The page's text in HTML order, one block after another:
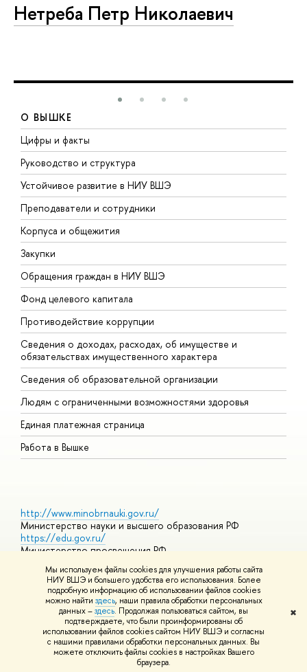
Мы используем файлы cookies для улучшения работы сайта
НИУ ВШЭ и большего удобства его использования. Более
подробную информацию об использовании файлов cookies
можно найти здесь, наши правила обработки персональных
данных –здесь. Продолжая пользоваться сайтом, вы
подтверждаете, что были проинформированы об
использовании файлов cookies сайтом НИУ ВШЭ и согласны
с нашими правилами обработки персональных данных. Вы
можете отключить файлы cookies в настройках Вашего
браузера.
✖
Нетреба Петр Николаевич
О ВЫШКЕ
Цифры и факты
Руководство и структура
Устойчивое развитие в НИУ ВШЭ
Преподаватели и сотрудники
Корпуса и общежития
Закупки
Обращения граждан в НИУ ВШЭ
Фонд целевого капитала
Противодействие коррупции
Сведения о доходах, расходах, об имуществе и
обязательствах имущественного характера
Сведения об образовательной организации
Людям с ограниченными возможностями здоровья
Единая платежная страница
Работа в Вышке
http://www.minobrnauki.gov.ru/
Министерство науки и высшего образования РФ
https://edu.gov.ru/
Министерство просвещения РФ
Массовые открытые онлайн-курсы
© НИУ ВШЭ 1993–2026 Адреса и контактыУсловия
использования материалов Политика конфиденциальности
Шрифты HSE Sans и HSE Slab разработаны вШколе дизайна НИУ